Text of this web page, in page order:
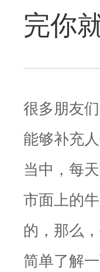
完你
很多朋友
能够补充
当中，每
市面上的
的，那么
简单了解一